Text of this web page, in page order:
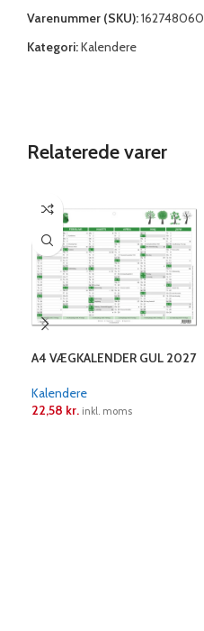
Varenummer (SKU):162748060
Kategori:Kalendere
Relaterede varer
A4 VÆGKALENDER GUL 2027
Kalendere
22,58 kr. inkl. moms